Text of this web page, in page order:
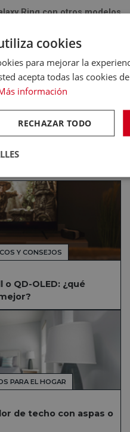
Ring con otros modelos
tus necesidades y
a las características
Ring y a la información
Y CONSEJOS
o QD-OLED: ¿qué
PARA EL HOGAR
de techo con aspas o
cookies
para mejorar la
acepta todas las cookies
información
RECHAZAR TODO